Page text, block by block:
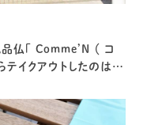
仏「 Comme’N （ コ
テイクアウトしたのは…